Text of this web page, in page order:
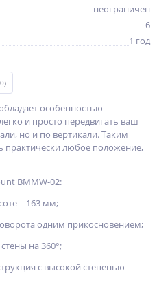
неограничен
6
1 год
особенностью –
и просто передвигать ваш
но и по вертикали. Таким
практически любое положение,
BMMW-02:
– 163 мм;
одним прикосновением;
на 360°;
с высокой степенью